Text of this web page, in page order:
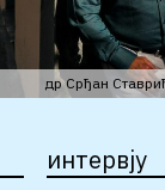
др Срђан
интервју